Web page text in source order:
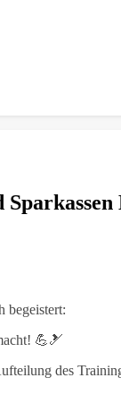
begeistert:
💪🎿
des